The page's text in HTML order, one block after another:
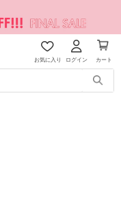
お気に入り ログイン カート